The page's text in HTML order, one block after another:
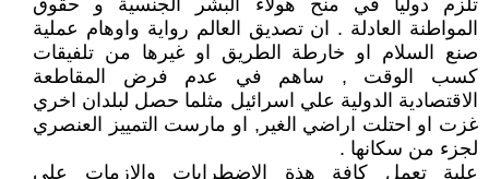
تلزم دوليا في منح هولاء البشر الجنسية و حقوق
المواطنة العادلة . ان تصديق العالم رواية واوهام عملية
صنع السلام او خارطة الطريق او غيرها من تلفيقات
كسب الوقت , ساهم في عدم فرض المقاطعة
الاقتصادية الدولية علي اسرائيل مثلما حصل لبلدان اخري
غزت او احتلت اراضي الغير, او مارست التمييز العنصري
لجزء من سكانها .
علية تعمل كافة هذة الاضطرابات والازمات علي